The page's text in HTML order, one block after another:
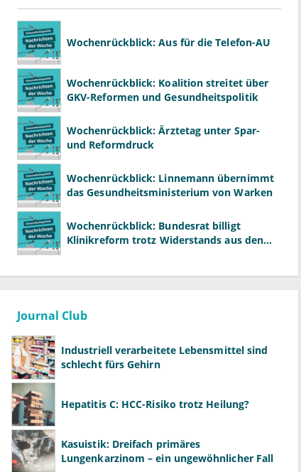
Wochenrückblick: Aus für die Telefon-AU
Wochenrückblick: Koalition streitet über
GKV-Reformen und Gesundheitspolitik
Wochenrückblick: Ärztetag unter Spar-
und Reformdruck
Wochenrückblick: Linnemann übernimmt
das Gesundheitsministerium von Warken
Wochenrückblick: Bundesrat billigt
Klinikreform trotz Widerstands aus den
Journal Club
Industriell verarbeitete Lebensmittel sind
schlecht fürs Gehirn
Hepatitis C: HCC-Risiko trotz Heilung?
Kasuistik: Dreifach primäres
Lungenkarzinom – ein ungewöhnlicher Fall